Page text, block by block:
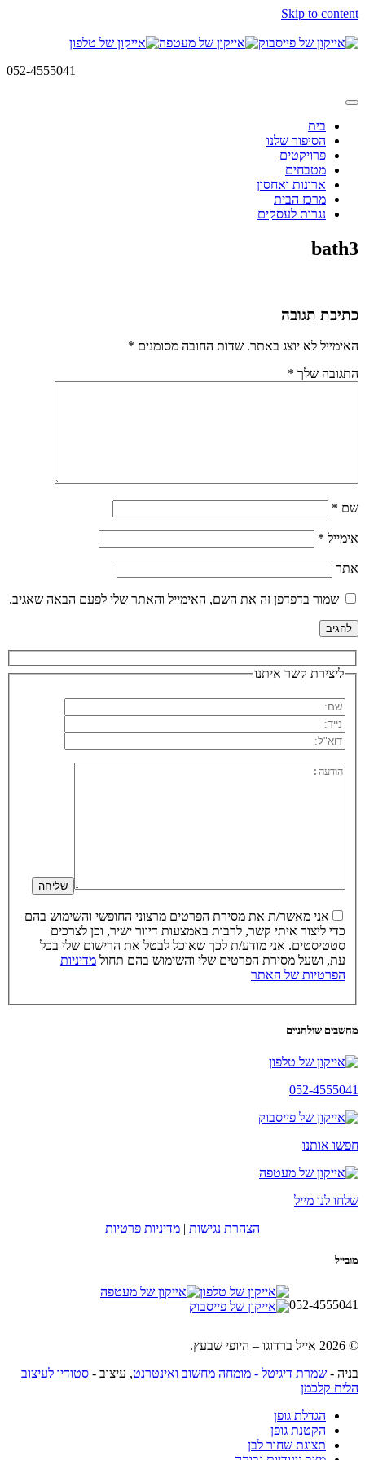
Skip to content
052-4555041
בית
הסיפור שלנו
פרויקטים
מטבחים
ארונות ואחסון
מרכז הבית
נגרות לעסקים
bath3
כתיבת תגובה
האימייל לא יוצג באתר. שדות החובה מסומנים *
התגובה שלך *
שם *
אימייל *
אתר
שמור בדפדפן זה את השם, האימייל והאתר שלי לפעם הבאה שאגיב.
ליצירת קשר איתנו
אני מאשר/ת את מסירת הפרטים מרצוני החופשי והשימוש בהם
כדי ליצור איתי קשר, לרבות באמצעות דיוור ישיר, וכן לצרכים
סטטיסטים. אני מודע/ת לכך שאוכל לבטל את הרישום שלי בכל
עת, ושעל מסירת הפרטים שלי והשימוש בהם תחול מדיניות
הפרטיות של האתר
מחשבים שולחניים
052-4555041
חפשו אותנו
שלחו לנו מייל
הצהרת נגישות | מדיניות פרטיות
מובייל
052-4555041
© 2026 אייל ברדוגו – היופי שבעץ.
בניה - שמרת דיגיטל - מומחה מחשוב ואינטרנט, עיצוב - סטודיו לעיצוב
הלית קלכמן
הגדלת גופן
הקטנת גופן
תצוגת שחור לבן